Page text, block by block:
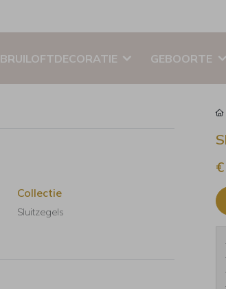
BRUILOFTDECORATIE GEBOORTE
Collectie
Sluitzegels